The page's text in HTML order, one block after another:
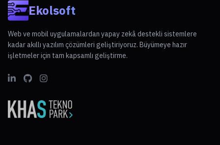
Ekolsoft
Web ve mobil uygulamalardan yapay zekâ destekli sistemlere
kadar akıllı yazılım çözümleri geliştiriyoruz. Büyümeye hazır
işletmeler için tam kapsamlı geliştirme.